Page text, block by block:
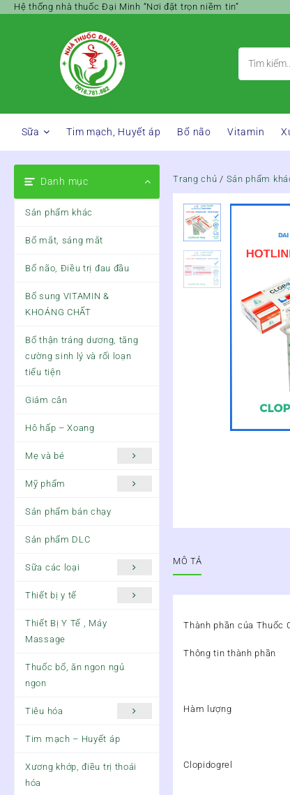
SkipHệ thống nhà thuốc Đại Minh “Nơi đặt trọn niềm tin”
Sữa Tim mạch, Huyết áp Bổ não Vitamin
Danh mục
Sản phẩm khác
Bổ mắt, sáng mắt
Bổ não, Điều trị đau đầu
Bổ sung VITAMIN &
KHOÁNG CHẤT
Bổ thận tráng dương, tăng
cường sinh lý và rối loạn
tiểu tiện
Giảm cân
Hô hấp – Xoang
Mẹ và bé
Mỹ phẩm
Sản phẩm bán chạy
Sản phẩm DLC
Sữa các loại
Thiết bị y tế
Thiết Bị Y Tế , Máy
Massage
Thuốc bổ, ăn ngon ngủ
ngon
Tiêu hóa
Tim mạch – Huyết áp
Xương khớp, điều trị thoái
hóa
Trang chủ / Sản phẩm
MÔ TẢ
Thành phần của Thuốc
Thông tin thành phần
Hàm lượng
Clopidogrel